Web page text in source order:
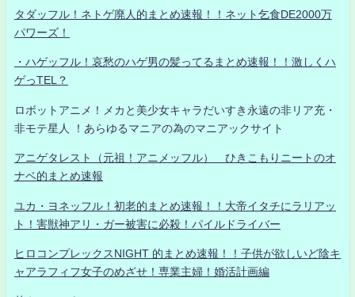
タダッフル！ネトゲ廃人的まとめ速報！！ネット乞食DE2000万
パワーズ！
・ハゲッフル！哀愁のハゲ男の髪ってるまとめ速報！！激しくハ
ゲっTEL？
ロボットアニメ！メカと美少女キャラだいすき永遠の非リア充・
非モテ星人 ！あらゆるマニアの為のマニアックサイト
アニゲタレスト（元祖！アニメッフル） ひきこもりニートのオ
ナベ的まとめ速報
ユカ・ヨネッフル！初老的まとめ速報！！大帝イタチにラリアッ
ト！害獣神アリ・ガー被害に必殺！パイルドライバー
ヒロコンプレックスNIGHT 的まとめ速報！！子供が欲しいど陰キ
ャアラフィフ女子のめざせ！専業主婦！婚活計画編